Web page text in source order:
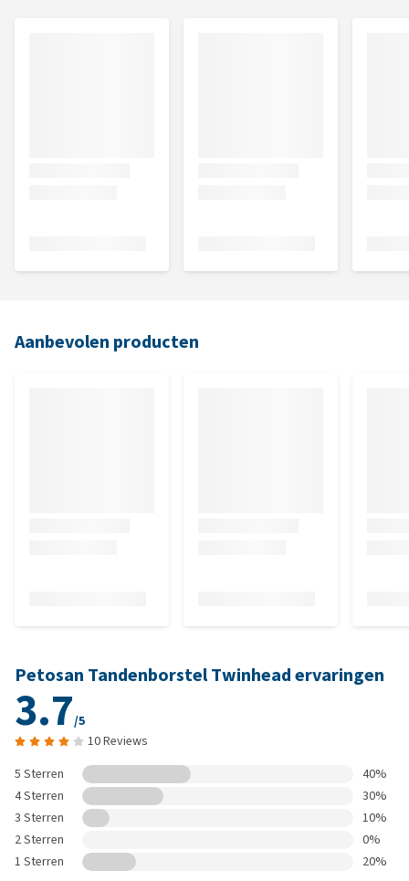
Aanbevolen producten
Petosan Tandenborstel Twinhead ervaringen
3.7/5
10 Reviews
5 Sterren
40%
4 Sterren
30%
3 Sterren
10%
2 Sterren
0%
1 Sterren
20%